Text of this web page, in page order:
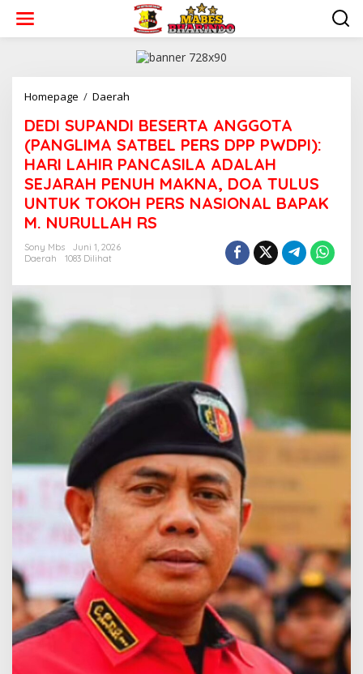
w
Homepage / Daerah
E
D
S
U
P
A
N
E
R
T
N
G
G
A
(
P
A
N
G
M
A
S
A
T
B
E
‎DEDI SUPANDI BESERTA ANGGOTA
(PANGLIMA SATBEL PERS DPP PWDPI):
HARI LAHIR PANCASILA ADALAH
SEJARAH PENUH MAKNA, DOA TULUS
UNTUK TOKOH PERS NASIONAL BAPAK
M. NURULLAH RS
Sony Mbs
Juni 1, 2026
Daerah
1083 Dilihat